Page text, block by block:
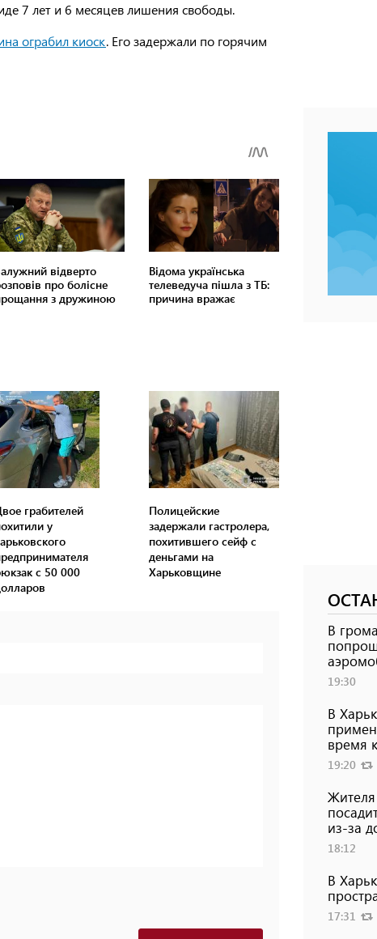
7 лет и 6 месяцев лишения свободы.
ограбил киоск. Его задержали по горячим
грабителей
у
с 50 000
Полицейские
задержали гастролера,
похитившего сейф с
деньгами на
Харьковщине
В
19:30
В
время
19:20
из-за
18:12
В
17:31